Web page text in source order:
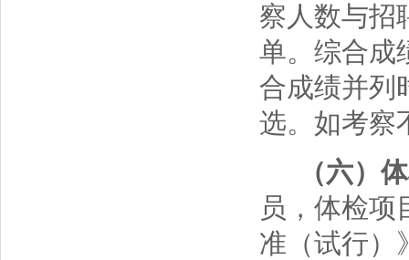
察人数与招
单。综合成
合成绩并列
选。如考察
（六）
员，体检
准（试行）